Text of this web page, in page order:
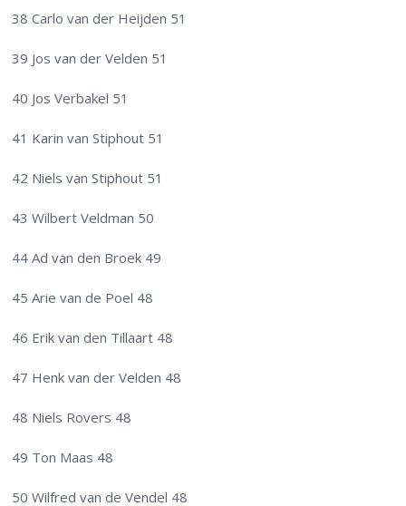
38 Carlo van der Heijden 51
39 Jos van der Velden 51
40 Jos Verbakel 51
41 Karin van Stiphout 51
42 Niels van Stiphout 51
43 Wilbert Veldman 50
44 Ad van den Broek 49
45 Arie van de Poel 48
46 Erik van den Tillaart 48
47 Henk van der Velden 48
48 Niels Rovers 48
49 Ton Maas 48
50 Wilfred van de Vendel 48